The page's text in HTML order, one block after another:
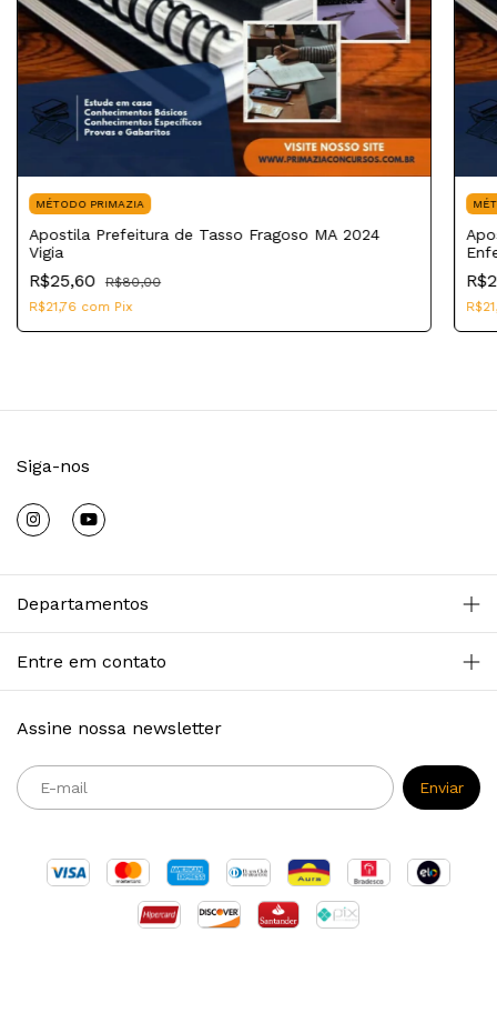
MÉTODO PRIMAZIA
Apostila Prefeitura de Tasso Fragoso MA 2024
Vigia
R$25,60
R$80,00
R$21,76 com Pix
Siga-nos
Departamentos
Entre em contato
Assine nossa newsletter